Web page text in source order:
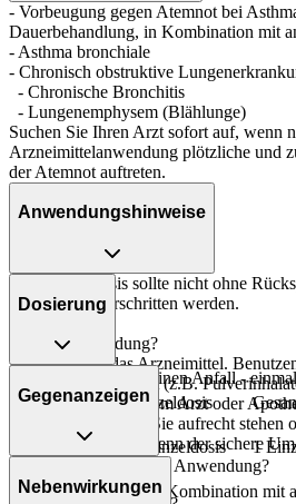
- Vorbeugung gegen Atemnot bei
Dauerbehandlung, in Kombination mit
- Asthma bronchiale
- Chronisch obstruktive
- Chronische Bronchitis
- Lungenemphysem (Blählunge)
Suchen Sie Ihren Arzt sofort auf, wenn
Arzneimittelanwendung plötzliche und
der Atemnot auftreten.
Anwendungshinweise
Die Gesamtdosis sollte nicht ohne
Apotheker überschritten werden.
Art der Anwendung?
Inhalieren Sie das Arzneimittel.
entsprechendes Gerät (z.B.
Anwendung von Ihrem Arzt oder
Anwendung sollten Sie aufrecht
sollte nur erfolgen, wenn der sichere
gewährt ist.
Dosierung
Vorbeugung gegen einen Anfall -
Personenkreis
Einzeldosis
Jahren und
1 Einzeldosis 1
Dauerbehandlung (in Kombination mit
Gegenanzeigen
Was spricht gegen eine Anwendung?
Nebenwirkungen